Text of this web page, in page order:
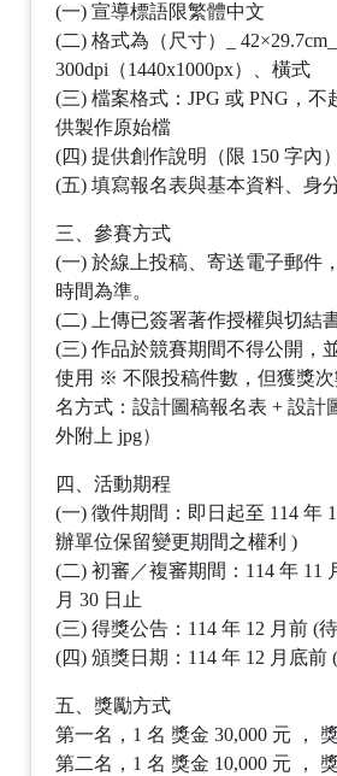
(一) 宣導標語限繁體中文
(二) 格式為（尺寸）_
300dpi（1440x1000px）、橫式
(三) 檔案格式：JPG 或 PNG，不
供製作原始檔
(四) 提供創作說明（限 150 字內）
(五) 填寫報名表與基本資料、身
三、參賽方式
(一) 於線上投稿、寄送電子郵件
時間為準。
(二) 上傳已簽署著作授權與切結
(三) 作品於競賽期間不得公開，
使用 ※ 不限投稿件數，但獲獎
名方式：設計圖稿報名表 + 設計
外附上 jpg）
四、活動期程
(一) 徵件期間：即日起至 114 年
辦單位保留變更期間之權利 )
(二) 初審／複審期間：114 年 11
月 30 日止
(三) 得獎公告：114 年 12 月前 (
(四) 頒獎日期：114 年 12 月底前
五、獎勵方式
第一名，1 名 獎金 30,000 元 ，
第二名，1 名 獎金 10,000 元 ，